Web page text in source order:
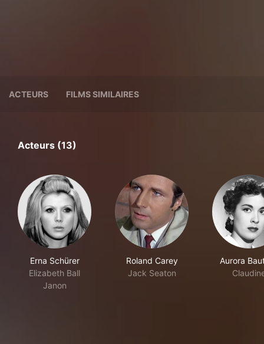
ACTEURS FILMS SIMILAIRES
Acteurs (13)
Erna Schürer
Elizabeth Ball
Janon
Roland Carey
Jack Seaton
Aurora